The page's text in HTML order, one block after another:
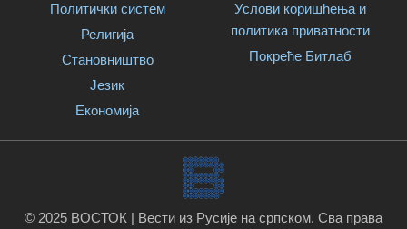
Политички систем
Религија
Становништво
Језик
Економија
Услови коришћења и
политика приватности
Покреће Битлаб
© 2025 ВОСТОК | Вести из Русије на српском. Сва права